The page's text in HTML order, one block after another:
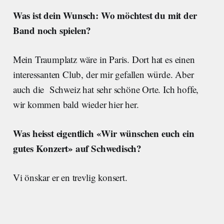
Was ist dein Wunsch: Wo möchtest du mit der
Band noch spielen?
Mein Traumplatz wäre in Paris. Dort hat es einen
interessanten Club, der mir gefallen würde. Aber
auch die Schweiz hat sehr schöne Orte. Ich hoffe,
wir kommen bald wieder hier her.
Was heisst eigentlich «Wir wünschen euch ein
gutes Konzert» auf Schwedisch?
Vi önskar er en trevlig konsert.